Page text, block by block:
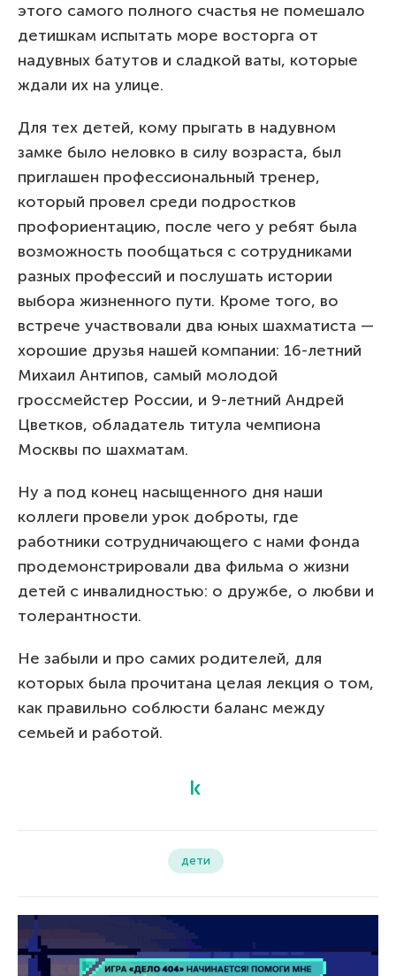
этого самого полного счастья не помешало
детишкам испытать море восторга от
надувных батутов и сладкой ваты, которые
ждали их на улице.
Для тех детей, кому прыгать в надувном
замке было неловко в силу возраста, был
приглашен профессиональный тренер,
который провел среди подростков
профориентацию, после чего у ребят была
возможность пообщаться с сотрудниками
разных профессий и послушать истории
выбора жизненного пути. Кроме того, во
встрече участвовали два юных шахматиста —
хорошие друзья нашей компании: 16-летний
Михаил Антипов, самый молодой
гроссмейстер России, и 9-летний Андрей
Цветков, обладатель титула чемпиона
Москвы по шахматам.
Ну а под конец насыщенного дня наши
коллеги провели урок доброты, где
работники сотрудничающего с нами фонда
продемонстрировали два фильма о жизни
детей с инвалидностью: о дружбе, о любви и
толерантности.
Не забыли и про самих родителей, для
которых была прочитана целая лекция о том,
как правильно соблюсти баланс между
семьей и работой.
дети